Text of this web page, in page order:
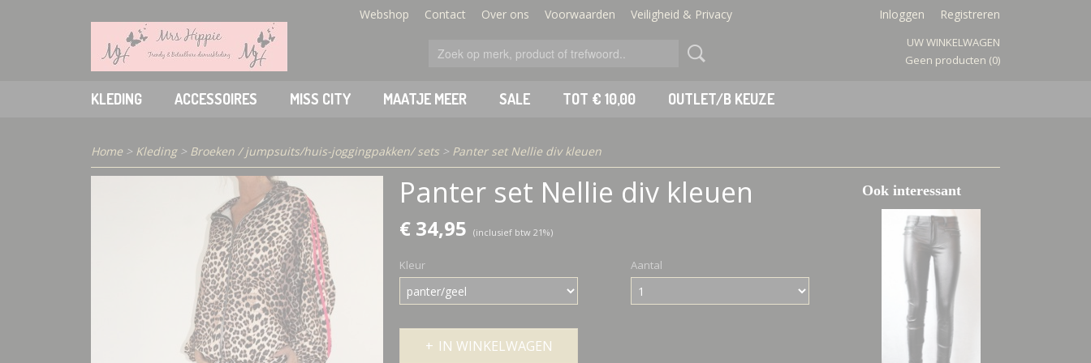
Webshop Contact Over ons Voorwaarden Veiligheid & Privacy Inloggen Registreren
UW WINKELWAGEN
Geen producten (0)
KLEDING ACCESSOIRES MISS CITY MAATJE MEER SALE TOT € 10,00 OUTLET/B KEUZE
Home > Kleding> Broeken / jumpsuits/huis-joggingpakken/ sets > Panter set Nellie div kleuen
Panter set Nellie div kleuen
€ 34,95 (inclusief btw 21%)
Kleur Aantal
IN WINKELWAGEN
Ook interessant